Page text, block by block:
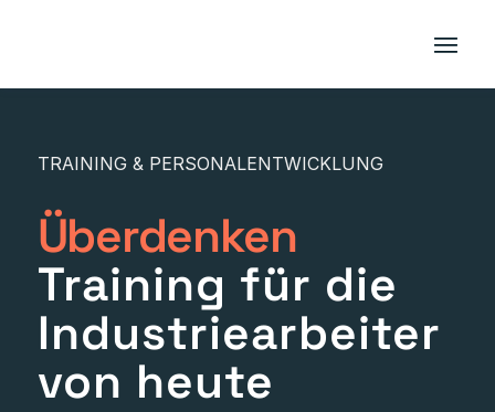
TRAINING & PERSONALENTWICKLUNG
Überdenken
Training für die
Industriearbeiter
von heute